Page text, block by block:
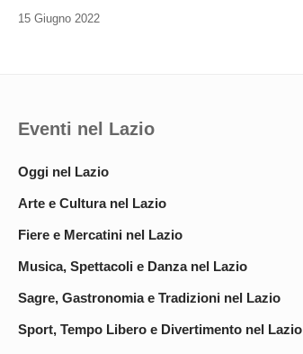
15 Giugno 2022
Eventi nel Lazio
Oggi nel Lazio
Arte e Cultura nel Lazio
Fiere e Mercatini nel Lazio
Musica, Spettacoli e Danza nel Lazio
Sagre, Gastronomia e Tradizioni nel Lazio
Sport, Tempo Libero e Divertimento nel Lazio